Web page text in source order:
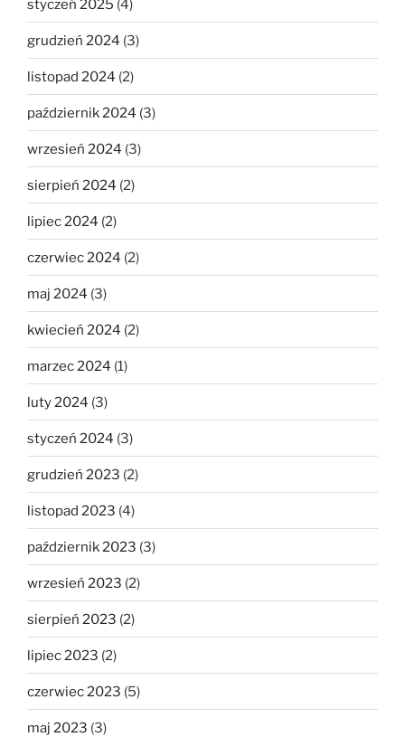
styczeń 2025 (4)
grudzień 2024 (3)
listopad 2024 (2)
październik 2024 (3)
wrzesień 2024 (3)
sierpień 2024 (2)
lipiec 2024 (2)
czerwiec 2024 (2)
maj 2024 (3)
kwiecień 2024 (2)
marzec 2024 (1)
luty 2024 (3)
styczeń 2024 (3)
grudzień 2023 (2)
listopad 2023 (4)
październik 2023 (3)
wrzesień 2023 (2)
sierpień 2023 (2)
lipiec 2023 (2)
czerwiec 2023 (5)
maj 2023 (3)